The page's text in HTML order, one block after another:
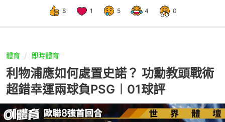
8 1 5 4 0
體育 即時體育
利物浦應如何處置史諾？ 功勳教頭戰術
超錯幸運兩球負PSG︱01球評